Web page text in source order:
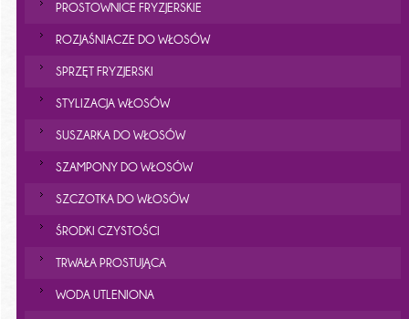
PROSTOWNICE FRYZJERSKIE
ROZJAŚNIACZE DO WŁOSÓW
SPRZĘT FRYZJERSKI
STYLIZACJA WŁOSÓW
SUSZARKA DO WŁOSÓW
SZAMPONY DO WŁOSÓW
SZCZOTKA DO WŁOSÓW
ŚRODKI CZYSTOŚCI
TRWAŁA PROSTUJĄCA
WODA UTLENIONA